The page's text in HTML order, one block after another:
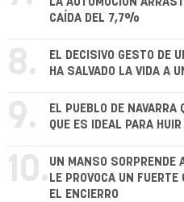
CAÍDA DEL 7,7%
8.
EL DECISIVO GESTO DE
HA SALVADO LA VIDA A
9.
EL PUEBLO DE NAVARRA
QUE ES IDEAL PARA
10. UN MANSO SORPRENDE
LE PROVOCA UN
EL ENCIERRO